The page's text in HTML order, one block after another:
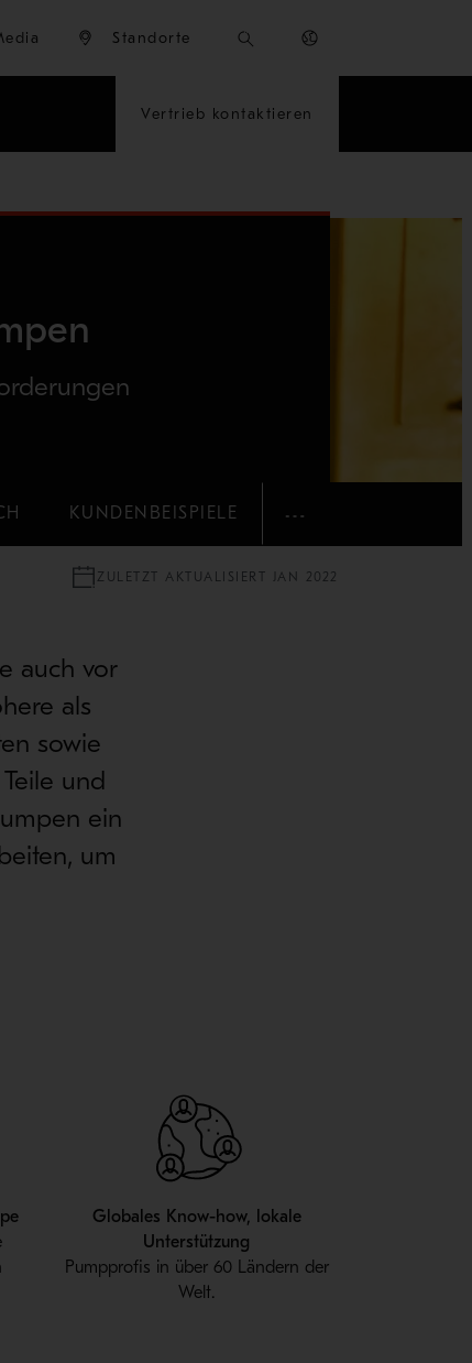
Standorte
Vertrieb kontaktieren
KUNDENBEISPIELE MEHR ZEIGEN
ZULETZT AKTUALISIERT JAN 2022
auch vor
als
sowie
und
ein
um
Globales Know-how, lokale
Unterstützung
Pumpprofis in über 60 Ländern der
Welt.